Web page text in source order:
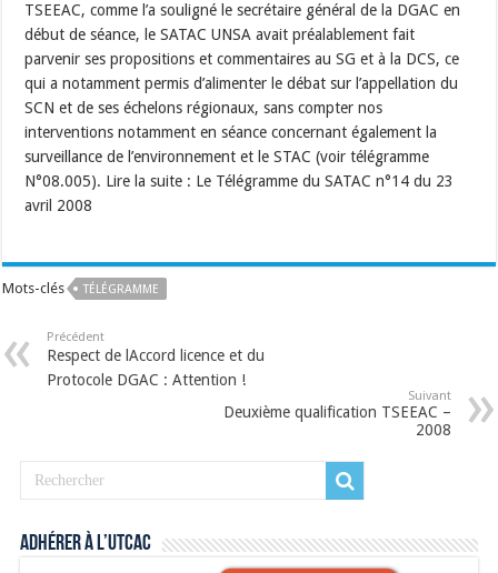
TSEEAC, comme l’a souligné le secrétaire général de la DGAC en
début de séance, le SATAC UNSA avait préalablement fait
parvenir ses propositions et commentaires au SG et à la DCS, ce
qui a notamment permis d’alimenter le débat sur l’appellation du
SCN et de ses échelons régionaux, sans compter nos
interventions notamment en séance concernant également la
surveillance de l’environnement et le STAC (voir télégramme
N°08.005). Lire la suite : Le Télégramme du SATAC n°14 du 23
avril 2008
Mots-clés TÉLÉGRAMME
Précédent
Respect de lAccord licence et du
Protocole DGAC : Attention !
Suivant
Deuxième qualification TSEEAC –
2008
Adhérer à l’UTCAC